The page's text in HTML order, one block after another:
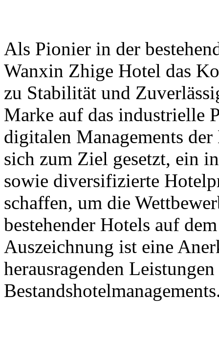
Als Pionier in der
Wanxin Zhige Hotel das
zu Stabilität und
Marke auf das industrielle
digitalen Managements
sich zum Ziel gesetzt, ein
sowie diversifizierte
schaffen, um die
bestehender Hotels auf
Auszeichnung ist eine
herausragenden